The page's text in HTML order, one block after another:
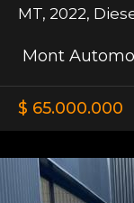
MT, 2022,
Mont
$ 65.000.000